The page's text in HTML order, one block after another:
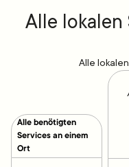
Alle lokalen
Alle
Alle benötigten
Services an einem
Ort